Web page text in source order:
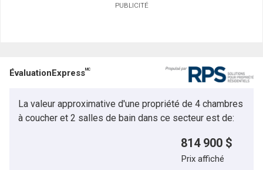
PUBLICITÉ
ÉvaluationExpressMC
La valeur approximative d'une propriété de 4 chambres
à coucher et 2 salles de bain dans ce secteur est de:
814 900 $
Prix affiché